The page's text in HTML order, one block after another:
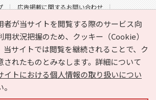
者が当サイトを閲覧する際のサービス向
用状況把握のため、クッキー（Cookie）
当サイトでは閲覧を継続されることで、ク
されたものとみなします。詳細について
イトにおける個人情報の取り扱いについ
広告掲載に関するお問い合わせ
トの内容に関するお問い合わせ
© HYOJITO.Co.,Ltd. All Rights Reserved.